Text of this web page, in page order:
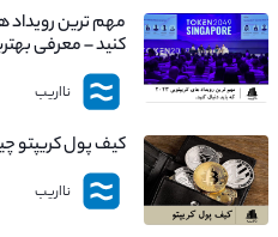
کنید – معرفی
نااریب
کیف پول کریپتو
نااریب